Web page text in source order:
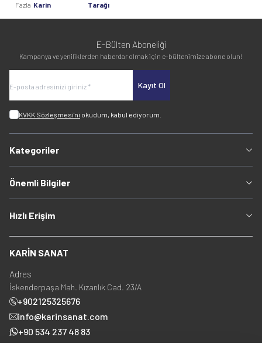
Fazla Karin
Tarağı
E-Bülten Aboneliği
Kampanya ve yeniliklerden haberdar olmak için e-bültenimize abone olun!
Kayıt Ol
KVKK Sözleşmesi'ni okudum, kabul ediyorum.
Kategoriler
Önemli Bilgiler
Hızlı Erişim
KARİN SANAT
Adres
İskenderpaşa Mah. Kızanlık Cad. 23/A
+902125325676
info@karinsanat.com
+90 534 237 48 83